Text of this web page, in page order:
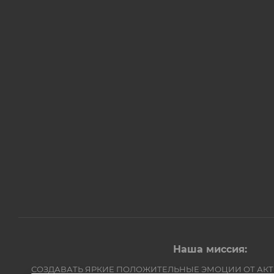
Наша миссия:
СОЗДАВАТЬ ЯРКИЕ ПОЛОЖИТЕЛЬНЫЕ ЭМОЦИИ ОТ